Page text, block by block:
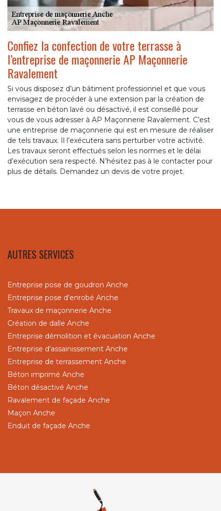
Confiez la confection de votre terrasse à
l’entreprise de maçonnerie AP Maçonnerie
Ravalement
Si vous disposez d’un bâtiment professionnel et que vous
envisagez de procéder à une extension par la création de
terrasse en béton lavé ou désactivé, il est conseillé pour
vous de vous adresser à AP Maçonnerie Ravalement. C’est
une entreprise de maçonnerie qui est en mesure de réaliser
de tels travaux. Il l’exécutera sans perturber votre activité.
Les travaux seront effectués selon les normes et le délai
d’exécution sera respecté. N’hésitez pas à le contacter pour
plus de détails. Demandez un devis de votre projet.
AUTRES SERVICES
Entreprise pose de goudron Anche
Entreprise pose d'enrobé Anche
Travaux de maçonnerie Anche
Création de dalle Anche
Entreprise démolition et évacuation Anche
Entreprise d'assainissement Anche
Entreprise de terrassement Anche
Béton imprimé Anche
Béton désactivé Anche
Ravalement de façade Anche
Maçon Anche
Enduit de façade Anche